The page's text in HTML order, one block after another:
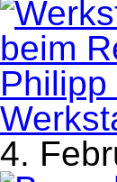
4.